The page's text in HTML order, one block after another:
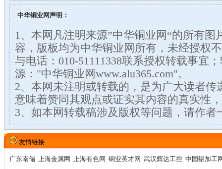
中华铜业网声明：
1、本网凡注明来源”中华铜业网“的所有图
容，版板均为中华铜业网所有，未经授权
与电话：010-51111338联系授权转载事宜
源："中华铜业网www.alu365.com"。
2、本网未注明或转载的，是为广大读者传
意味着赞同其观点或证实其内容的真实性
3、如本网转载稿涉及版权等问题，请作者